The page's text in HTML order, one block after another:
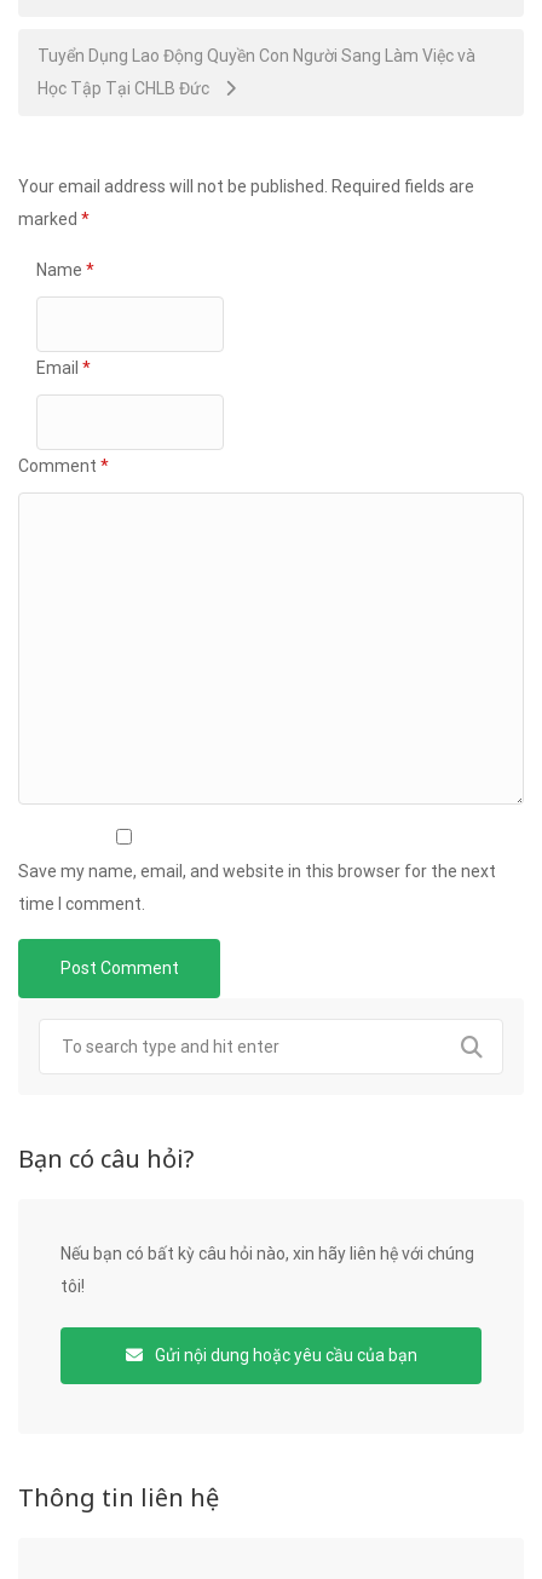
Tuyển Dụng Lao Động Quyền Con Người Sang Làm Việc và
Học Tập Tại CHLB Đức
Your email address will not be published.
Required fields are
marked *
Name *
Email *
Comment *
Save my name, email, and website in this browser for the next
time I comment.
Bạn có câu hỏi?
Nếu bạn có bất kỳ câu hỏi nào, xin hãy liên hệ với chúng
tôi!
Gửi nội dung hoặc yêu cầu của bạn
Thông tin liên hệ